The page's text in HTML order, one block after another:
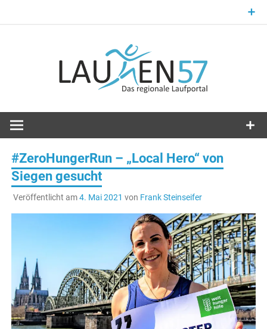
Laufen57
#ZeroHungerRun – „Local Hero“ von
Siegen gesucht
Veröffentlicht am4. Mai 2021 von Frank Steinseifer